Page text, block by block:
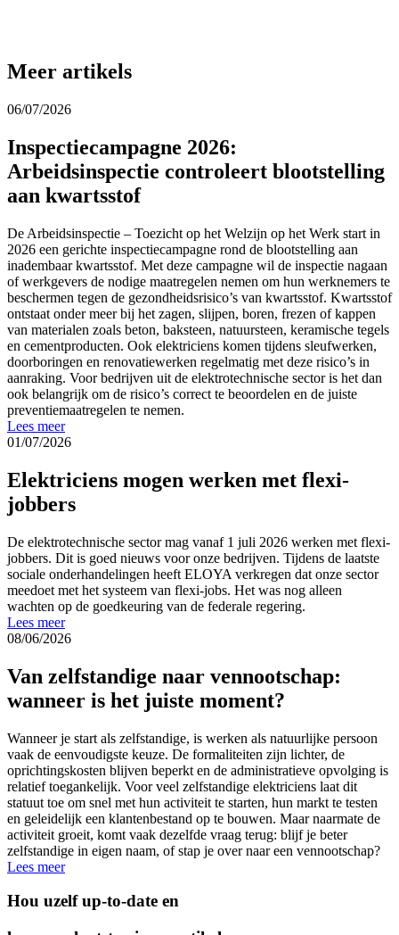
Meer artikels
06/07/2026
Inspectiecampagne 2026:
Arbeidsinspectie controleert blootstelling
aan kwartsstof
De Arbeidsinspectie – Toezicht op het Welzijn op het Werk start in
2026 een gerichte inspectiecampagne rond de blootstelling aan
inadembaar kwartsstof. Met deze campagne wil de inspectie nagaan
of werkgevers de nodige maatregelen nemen om hun werknemers te
beschermen tegen de gezondheidsrisico’s van kwartsstof. Kwartsstof
ontstaat onder meer bij het zagen, slijpen, boren, frezen of kappen
van materialen zoals beton, baksteen, natuursteen, keramische tegels
en cementproducten. Ook elektriciens komen tijdens sleufwerken,
doorboringen en renovatiewerken regelmatig met deze risico’s in
aanraking. Voor bedrijven uit de elektrotechnische sector is het dan
ook belangrijk om de risico’s correct te beoordelen en de juiste
preventiemaatregelen te nemen.
Lees meer
01/07/2026
Elektriciens mogen werken met flexi-
jobbers
De elektrotechnische sector mag vanaf 1 juli 2026 werken met flexi-
jobbers. Dit is goed nieuws voor onze bedrijven. Tijdens de laatste
sociale onderhandelingen heeft ELOYA verkregen dat onze sector
meedoet met het systeem van flexi-jobs. Het was nog alleen
wachten op de goedkeuring van de federale regering.
Lees meer
08/06/2026
Van zelfstandige naar vennootschap:
wanneer is het juiste moment?
Wanneer je start als zelfstandige, is werken als natuurlijke persoon
vaak de eenvoudigste keuze. De formaliteiten zijn lichter, de
oprichtingskosten blijven beperkt en de administratieve opvolging is
relatief toegankelijk. Voor veel zelfstandige elektriciens laat dit
statuut toe om snel met hun activiteit te starten, hun markt te testen
en geleidelijk een klantenbestand op te bouwen. Maar naarmate de
activiteit groeit, komt vaak dezelfde vraag terug: blijf je beter
zelfstandige in eigen naam, of stap je over naar een vennootschap?
Lees meer
Hou uzelf up-to-date en